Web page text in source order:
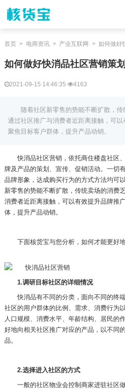
首页 电商资讯 产业互联网 如何做好
如何做好快消品社区营销策划
2021-09-15 14:46:35 4163
随着社区新零售的势能不断扩散，
通过社区推广与消费者近距离接触，可以
聚焦目标客户群体，提升产品动销。
快消品社区营销，依托商住楼盘社区
牌及产品的策划、宣传、促销活动。一切
品牌形象，达成购买行为的方式方法均可
新零售的势能不断扩散，传统卖场的消费
消费者近距离接触，可以有效提升品牌推
体，提升产品动销。
下面核货宝与您分析，如何才能更好
1.调研目标社区的详细情况
快消品有不同的分类，面向不同的终
社区的用户群体的比例、需求、消费行为
人口规模、消费水平、年龄结构、居民的
好地向相关社区推广对应的产品，以不同
品。
2.选择进入社区的方式
一般的社区物业会控制商家进驻社区